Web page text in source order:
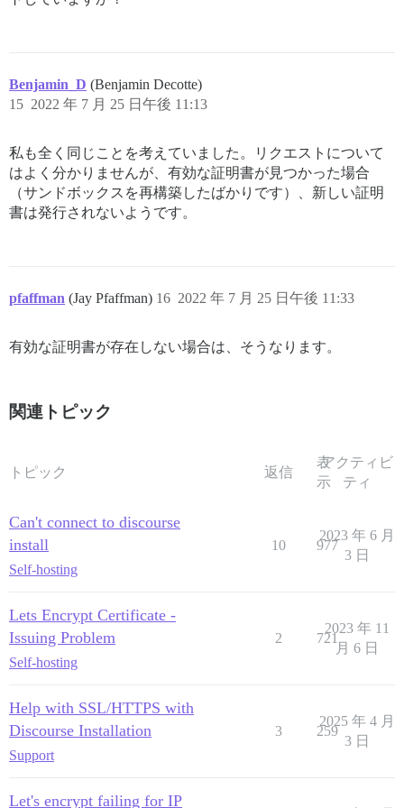
Benjamin_D (Benjamin Decotte)
2022 年 7 月 25 日午後 11:13
15
私も全く同じことを考えていました。リクエストについて
はよく分かりませんが、有効な証明書が見つかった場合
（サンドボックスを再構築したばかりです）、新しい証明
書は発行されないようです。
pfaffman (Jay Pfaffman) 2022 年 7 月 25 日午後 11:33
16
有効な証明書が存在しない場合は、そうなります。
関連トピック
トピック 返信
表
示
アクティビ
ティ
Can't connect to discourse
install
Self-hosting
10 977
2023 年 6 月
3 日
Lets Encrypt Certificate -
Issuing Problem
Self-hosting
2 721
2023 年 11
月 6 日
Help with SSL/HTTPS with
Discourse Installation
Support
3 259
2025 年 4 月
3 日
Let's encrypt failing for IP